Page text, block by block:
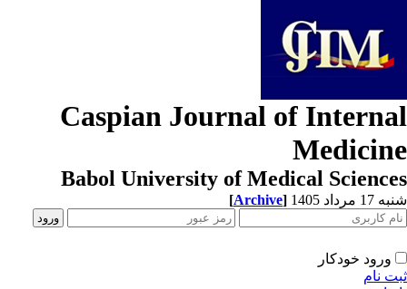
Caspian Journal of
Babol University of Medical
مرداد 1405 [Archive]
ورود خودکار
نام